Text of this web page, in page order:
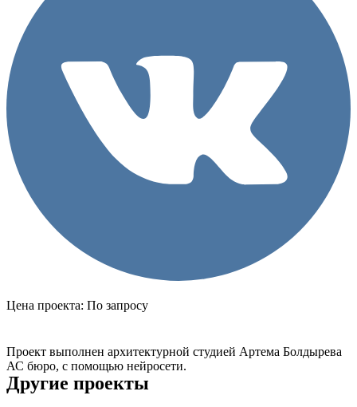
Цена проекта: По запросу
Проект выполнен архитектурной студией Артема Болдырева
АС бюро, с помощью нейросети.
Другие проекты